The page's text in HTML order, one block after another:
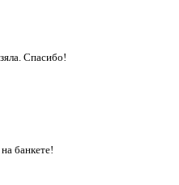
Спасибо!
банкете!